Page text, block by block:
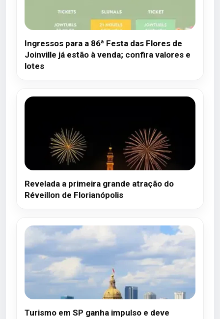
Ingressos para a 86ª Festa das Flores de
Joinville já estão à venda; confira valores e
lotes
Revelada a primeira grande atração do
Réveillon de Florianópolis
Turismo em SP ganha impulso e deve